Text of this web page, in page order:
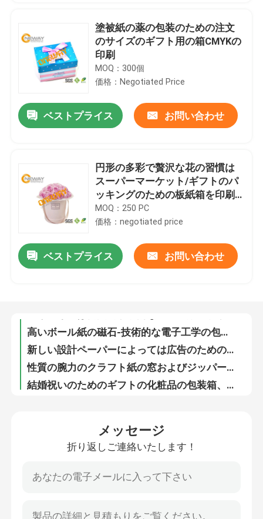
家
プロダクト
私達について
品質管理
私達に連絡しなさい
印刷された包装箱
電子工学の包装箱
化粧品の包装箱
塗被紙の薬の包装のための注文
のサイズのギフト用の箱CMYKの
印刷
MOQ：300個
価格：Negotiated Price
ベストプライス お問い合わせ
円形の多彩で贅沢な花の習慣は
スーパーマーケット/ギフトのパ
ッキングのための板紙箱を印刷
しました
MOQ：250 PC
価格：negotiated price
ベストプライス お問い合わせ
エネルギーは自由で永続的なボール紙の表示/折り畳み式を陳列台飲みます
包む化粧品のブラシ ペーパー ディスプレイ・ケースのための注文の表示ゆとりのウィンドウ・ボックス
メッセージ
折り返しご連絡いたします！